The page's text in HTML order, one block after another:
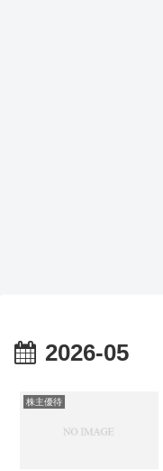
2026-05
株主優待